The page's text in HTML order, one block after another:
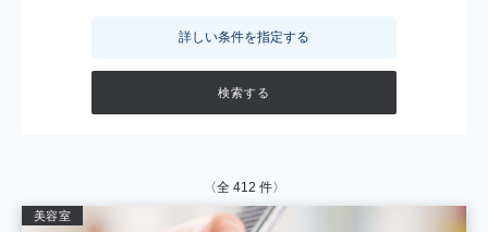
詳しい条件を指定する
〈全 412 件〉
美容室